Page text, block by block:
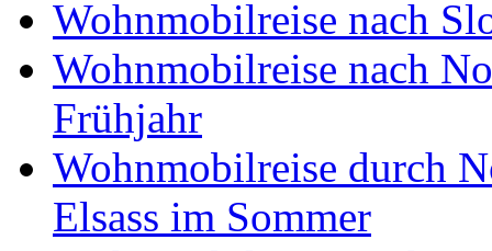
Wohnmobilreise nach
Wohnmobilreise nach
Frühjahr
Wohnmobilreise durch
Elsass im Sommer